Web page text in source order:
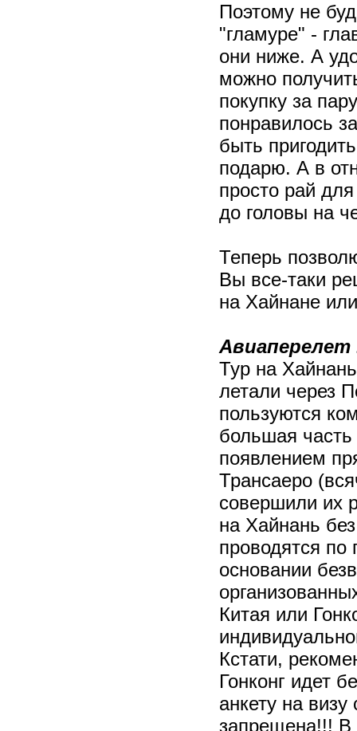
Поэтому не
"гламуре" -
они ниже. А
можно
покупку за
понравилось
быть
подарю. А в
просто рай
до головы на
Теперь
Вы все-таки
на Хайнане
Авиаперелет
Тур на
летали через
пользуются
большая
появлением
Трансаеро
совершили их
на Хайнань
проводятся по
основании
Китая или
Кстати,
Гонконг идет
анкету на
запрещена!!! В